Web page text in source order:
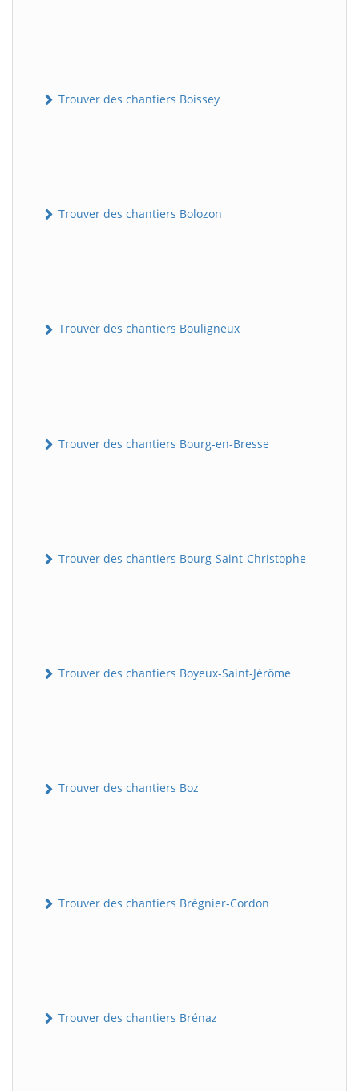
Trouver des chantiers Boissey
Trouver des chantiers Bolozon
Trouver des chantiers Bouligneux
Trouver des chantiers Bourg-en-Bresse
Trouver des chantiers Bourg-Saint-Christophe
Trouver des chantiers Boyeux-Saint-Jérôme
Trouver des chantiers Boz
Trouver des chantiers Brégnier-Cordon
Trouver des chantiers Brénaz